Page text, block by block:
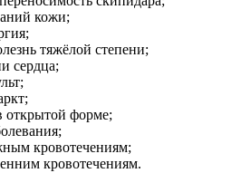
кожи;
тяжёлой степени;
сердца;
открытой форме;
кровотечениям;
кровотечениям.